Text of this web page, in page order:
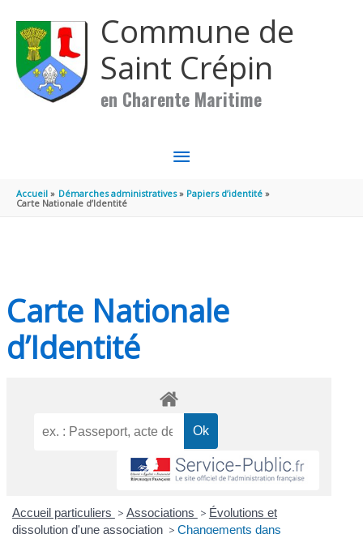
Commune de
Saint Crépin
en Charente Maritime
MENU
PRINCIPAL
Accueil Démarches administratives
Papiers d’identité
Carte Nationale d’Identité
Carte Nationale
d’Identité
Accueil particuliers > Associations > Évolutions et
dissolution d'une association > Changements dans